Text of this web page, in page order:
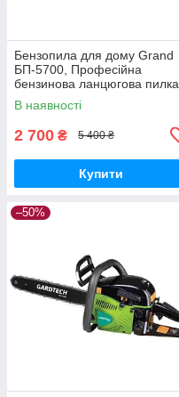
Бензопила для дому Grand
БП-5700, Професійна
бензинова ланцюгова пилка
(1 шина, 1 ланцюг, 405 мм)
В наявності
2 700 ₴ 5 400 ₴
Купити
–50%